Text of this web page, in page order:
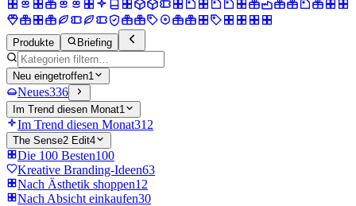
Produkte Briefing
Neu eingetroffen1
Neues336
Im Trend diesen Monat1
Im Trend diesen Monat312
The Sense2 Edit4
Die 100 Besten100
Kreative Branding-Ideen63
Nach Ästhetik shoppen12
Nach Absicht einkaufen30